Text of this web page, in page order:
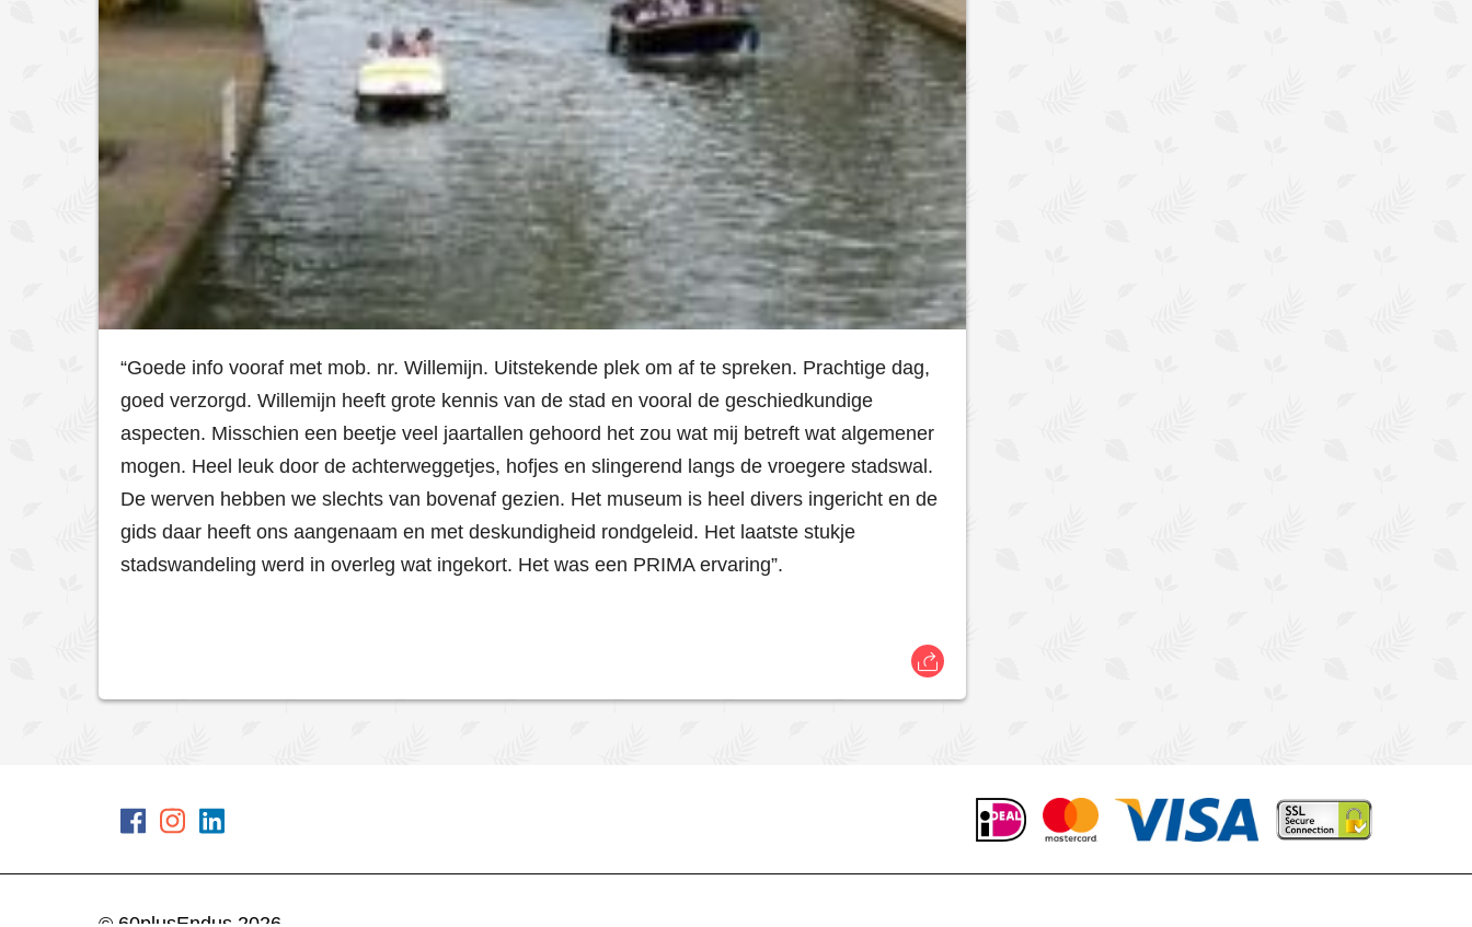
“Goede info vooraf met mob. nr. Willemijn. Uitstekende plek om af te spreken. Prachtige dag,
goed verzorgd. Willemijn heeft grote kennis van de stad en vooral de geschiedkundige
aspecten. Misschien een beetje veel jaartallen gehoord het zou wat mij betreft wat algemener
mogen. Heel leuk door de achterweggetjes, hofjes en slingerend langs de vroegere stadswal.
De werven hebben we slechts van bovenaf gezien. Het museum is heel divers ingericht en de
gids daar heeft ons aangenaam en met deskundigheid rondgeleid. Het laatste stukje
stadswandeling werd in overleg wat ingekort. Het was een PRIMA ervaring”.